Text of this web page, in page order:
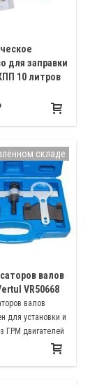
для заправки
10 литров
для заправки
Audi, Mercedes-
валов
VR50668
валов
для установки и
ГРМ двигателей
N63
складе